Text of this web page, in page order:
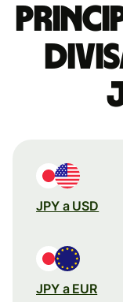
JPY a USD
JPY a EUR